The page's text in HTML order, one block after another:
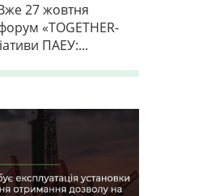
27 жовтня
«TOGETHER-
ПАЕУ:...